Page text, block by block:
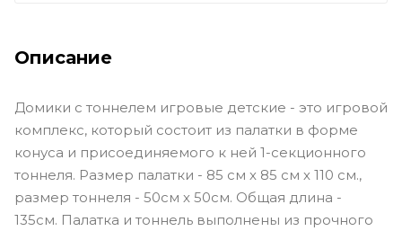
Описание
Домики с тоннелем игровые детские - это игровой
комплекс, который состоит из палатки в форме
конуса и присоединяемого к ней 1-секционного
тоннеля. Размер палатки - 85 см х 85 см х 110 см.,
размер тоннеля - 50см х 50см. Общая длина -
135см. Палатка и тоннель выполнены из прочного